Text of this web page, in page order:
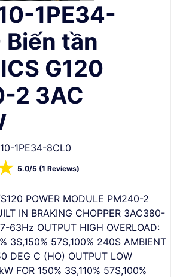
1PE34-
tần
G120
2 3AC
1PE34-8CL0
5.0/5 (1 Reviews)
POWER MODULE PM240-2
IN BRAKING CHOPPER 3AC380-
63Hz OUTPUT HIGH OVERLOAD:
3S,150% 57S,100% 240S AMBIENT
DEG C (HO) OUTPUT LOW
FOR 150% 3S,110% 57S,100%